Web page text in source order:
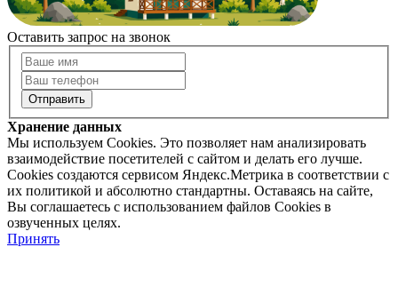
Оставить запрос на звонок
Хранение данных
Мы используем Cookies. Это позволяет нам анализировать
взаимодействие посетителей с сайтом и делать его лучше.
Cookies создаются сервисом Яндекс.Метрика в соответствии с
их политикой и абсолютно стандартны. Оставаясь на сайте,
Вы соглашаетесь с использованием файлов Cookies в
озвученных целях.
Принять